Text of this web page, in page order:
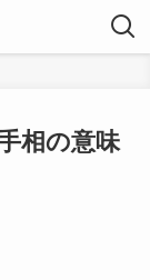
相の意味